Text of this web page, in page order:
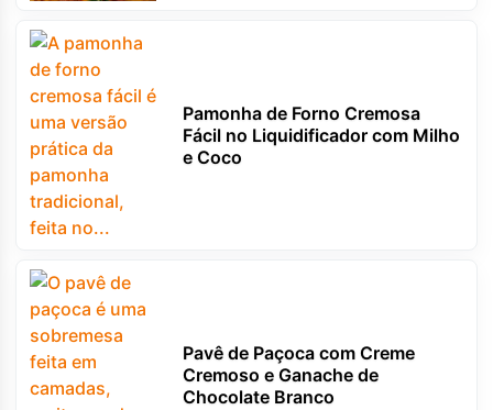
Pamonha de Forno Cremosa
Fácil no Liquidificador com Milho
e Coco
Pavê de Paçoca com Creme
Cremoso e Ganache de
Chocolate Branco